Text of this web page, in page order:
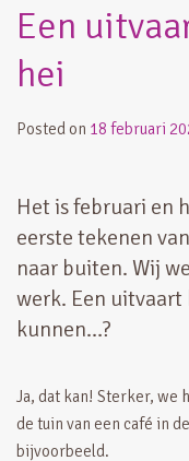
Een
hei
Posted on 18 februari
Het is februari en
eerste tekenen
naar buiten. Wij
werk. Een
kunnen…?
Ja, dat kan! Sterker, we
de tuin van een café in
bijvoorbeeld.